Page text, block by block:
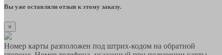
Вы уже оставляли отзыв к этому заказу.
×
Номер карты разположен под штрих-кодом на обратной